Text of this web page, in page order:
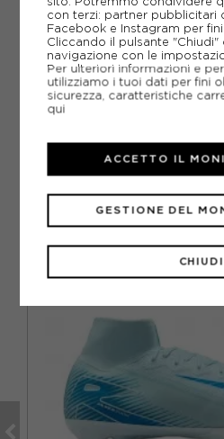
GUIDA ALLE TAGLIE
DOMANDE FREQUENTI
Come ordinare la taglia
con terzi: partner pubblicitari
Facebook e Instagram per
Cliccando il pulsante "Chiudi"
navigazione con le
Per ulteriori informazioni e
utilizziamo i tuoi dati per fini
sicurezza, caratteristiche
qui
CHIUDI
GESTIONE DEL
ACCETTO IL